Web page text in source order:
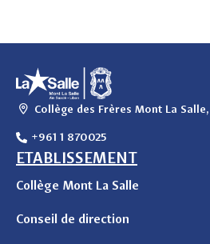
Collège des Frères Mont La
+961 1 870025
ETABLISSEMENT
Collège Mont La Salle
Conseil de direction